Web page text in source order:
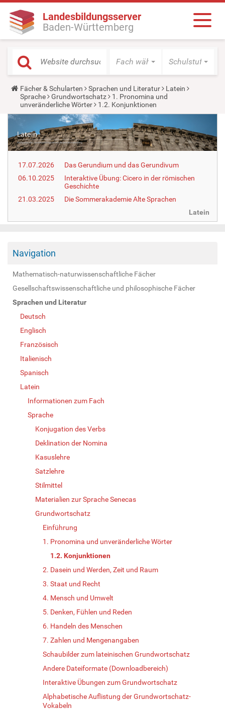
Landesbildungsserver
Baden-Württemberg
Fach wählen Schulstufe
Y
o
u
a
h
e
r
:
Fächer & Schularten Sprachen und Literatur
Latein
Sprache
Grundwortschatz
1. Pronomina und
unveränderliche Wörter
1.2. Konjunktionen
17.07.2026
Das Gerundium und das Gerundivum
06.10.2025
Interaktive Übung: Cicero in der römischen
Geschichte
21.03.2025
Die Sommerakademie Alte Sprachen
Latein
Navigation
Mathematisch-naturwissenschaftliche Fächer
Gesellschaftswissenschaftliche und philosophische Fächer
Sprachen und Literatur
Deutsch
Englisch
Französisch
Italienisch
Spanisch
Latein
Informationen zum Fach
Sprache
Konjugation des Verbs
Deklination der Nomina
Kasuslehre
Satzlehre
Stilmittel
Materialien zur Sprache Senecas
Grundwortschatz
Einführung
1. Pronomina und unveränderliche Wörter
1.2. Konjunktionen
2. Dasein und Werden, Zeit und Raum
3. Staat und Recht
4. Mensch und Umwelt
5. Denken, Fühlen und Reden
6. Handeln des Menschen
7. Zahlen und Mengenangaben
Schaubilder zum lateinischen Grundwortschatz
Andere Dateiformate (Downloadbereich)
Interaktive Übungen zum Grundwortschatz
Alphabetische Auflistung der Grundwortschatz-
Vokabeln